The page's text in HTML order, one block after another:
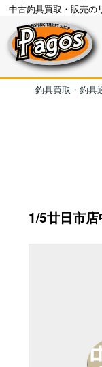
中古釣具買取・販売の
釣具買取・釣具
1/5廿日市